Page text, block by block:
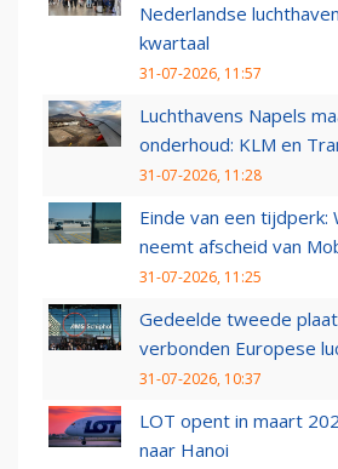
Nederlandse
kwartaal
31-07-2026, 11:57
Luchthavens Napels
onderhoud: KLM en
31-07-2026, 11:28
Einde van een tijdperk:
neemt afscheid van
31-07-2026, 11:25
Gedeelde tweede
verbonden Europese
31-07-2026, 10:37
LOT opent in maart
naar Hanoi